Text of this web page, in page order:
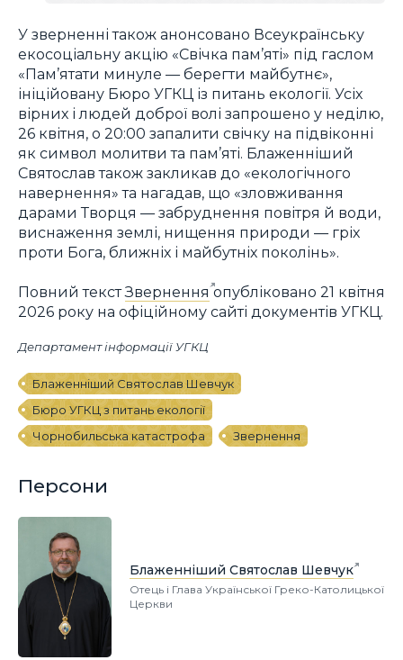
У зверненні також анонсовано Всеукраїнську
екосоціальну акцію «Свічка пам’яті» під гаслом
«Пам’ятати минуле — берегти майбутнє»,
ініційовану Бюро УГКЦ із питань екології. Усіх
вірних і людей доброї волі запрошено у неділю,
26 квітня, о 20:00 запалити свічку на підвіконні
як символ молитви та пам’яті. Блаженніший
Святослав також закликав до «екологічного
навернення» та нагадав, що «зловживання
дарами Творця — забруднення повітря й води,
виснаження землі, нищення природи — гріх
проти Бога, ближніх і майбутніх поколінь».
Повний текстЗверненняопубліковано 21 квітня
2026 року на офіційному сайті документів УГКЦ.
Департамент інформації УГКЦ
Блаженніший Святослав Шевчук
Бюро УГКЦ з питань екології
Чорнобильська катастрофа
Звернення
Персони
Блаженніший Святослав Шевчук
Отець і Глава Української Греко-Католицької
Церкви